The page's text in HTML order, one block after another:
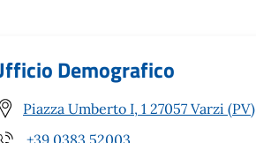
Demografico
Piazza Umberto I, 1 27057 Varzi (PV)
+39 0383 52003